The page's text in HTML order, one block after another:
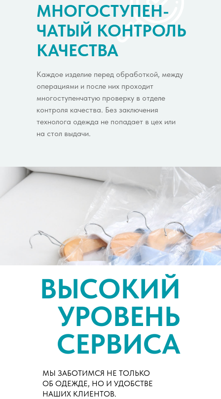
МНОГОСТУПЕН-
ЧАТЫЙ КОНТРОЛЬ
КАЧЕСТВА
Каждое изделие перед обработкой, между
операциями и после них проходит
многоступенчатую проверку в отделе
контроля качества. Без заключения
технолога одежда не попадает в цех или
на стол выдачи.
ВЫСОКИЙ
УРОВЕНЬ
СЕРВИСА
МЫ ЗАБОТИМСЯ НЕ ТОЛЬКО
ОБ ОДЕЖДЕ, НО И УДОБСТВЕ
НАШИХ КЛИЕНТОВ.